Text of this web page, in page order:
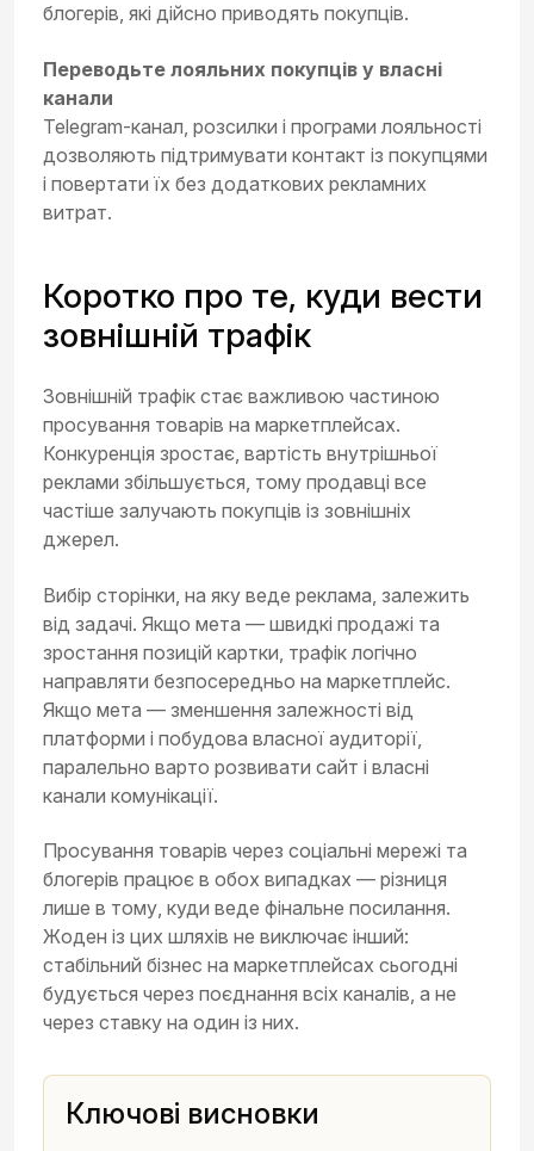
блогерів, які дійсно приводять покупців.
Переводьте лояльних покупців у власні
канали
Telegram-канал, розсилки і програми лояльності
дозволяють підтримувати контакт із покупцями
і повертати їх без додаткових рекламних
витрат.
Коротко про те, куди вести
зовнішній трафік
Зовнішній трафік стає важливою частиною
просування товарів на маркетплейсах.
Конкуренція зростає, вартість внутрішньої
реклами збільшується, тому продавці все
частіше залучають покупців із зовнішніх
джерел.
Вибір сторінки, на яку веде реклама, залежить
від задачі. Якщо мета — швидкі продажі та
зростання позицій картки, трафік логічно
направляти безпосередньо на маркетплейс.
Якщо мета — зменшення залежності від
платформи і побудова власної аудиторії,
паралельно варто розвивати сайт і власні
канали комунікації.
Просування товарів через соціальні мережі та
блогерів працює в обох випадках — різниця
лише в тому, куди веде фінальне посилання.
Жоден із цих шляхів не виключає інший:
стабільний бізнес на маркетплейсах сьогодні
будується через поєднання всіх каналів, а не
через ставку на один із них.
Ключові висновки